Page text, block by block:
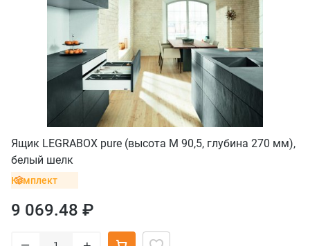
Ящик LEGRABOX pure (высота M 90,5, глубина 270 мм),
белый шелк
Комплект
9 069.48 ₽